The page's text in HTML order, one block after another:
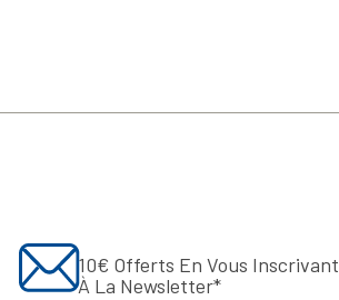
10€ Offerts En Vous Inscrivant
À La Newsletter*